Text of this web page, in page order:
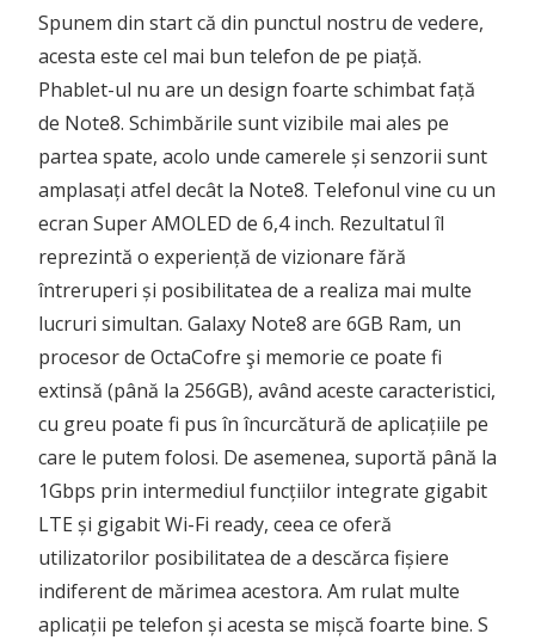
Spunem din start că din punctul nostru de vedere,
acesta este cel mai bun telefon de pe piață.
Phablet-ul nu are un design foarte schimbat față
de Note8. Schimbările sunt vizibile mai ales pe
partea spate, acolo unde camerele și senzorii sunt
amplasați atfel decât la Note8. Telefonul vine cu un
ecran Super AMOLED de 6,4 inch. Rezultatul îl
reprezintă o experiență de vizionare fără
întreruperi și posibilitatea de a realiza mai multe
lucruri simultan. Galaxy Note8 are 6GB Ram, un
procesor de OctaCofre şi memorie ce poate fi
extinsă (până la 256GB), având aceste caracteristici,
cu greu poate fi pus în încurcătură de aplicațiile pe
care le putem folosi. De asemenea, suportă până la
1Gbps prin intermediul funcțiilor integrate gigabit
LTE și gigabit Wi-Fi ready, ceea ce oferă
utilizatorilor posibilitatea de a descărca fișiere
indiferent de mărimea acestora. Am rulat multe
aplicații pe telefon și acesta se mișcă foarte bine. S